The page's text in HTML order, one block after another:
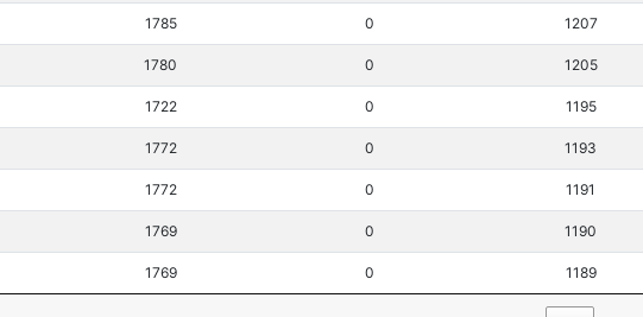
1785 0 1207
1780 0 1205
1722 0 1195
1772 0 1193
1772 0 1191
1769 0 1190
1769 0 1189